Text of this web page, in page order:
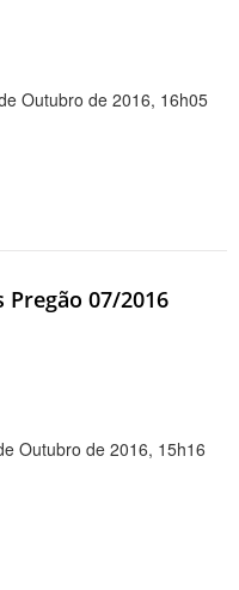
Outubro de 2016, 16h05
07/2016
Outubro de 2016, 15h16